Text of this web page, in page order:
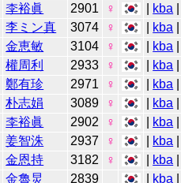
李裕眞 2901 ♀ kba
李ミン真 3074 ♀ kba
金恵敏 3104 ♀ kba
權周利 2933 ♀ kba
鄭有珍 2971 ♀ kba
朴志娟 3089 ♀ kba
李裕眞 2902 ♀ kba
姜智洙 2937 ♀ kba
金恩持 3182 ♀ kba
金魯炅 2839 kba